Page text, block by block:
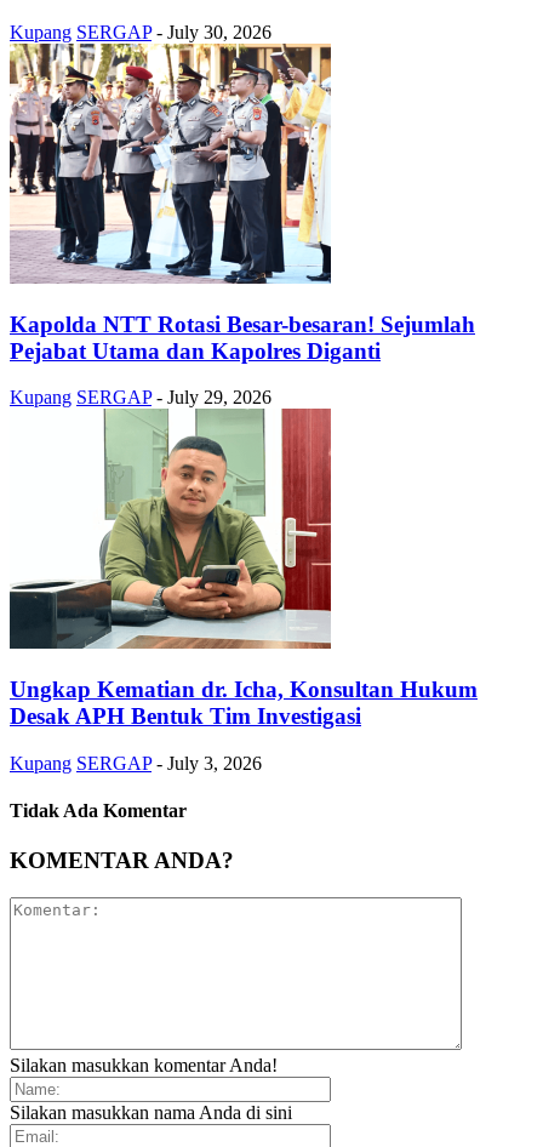
Kupang SERGAP - July 30, 2026
Kapolda NTT Rotasi Besar-besaran! Sejumlah
Pejabat Utama dan Kapolres Diganti
Kupang SERGAP - July 29, 2026
Ungkap Kematian dr. Icha, Konsultan Hukum
Desak APH Bentuk Tim Investigasi
Kupang SERGAP - July 3, 2026
Tidak Ada Komentar
KOMENTAR ANDA?
Silakan masukkan komentar Anda!
Silakan masukkan nama Anda di sini